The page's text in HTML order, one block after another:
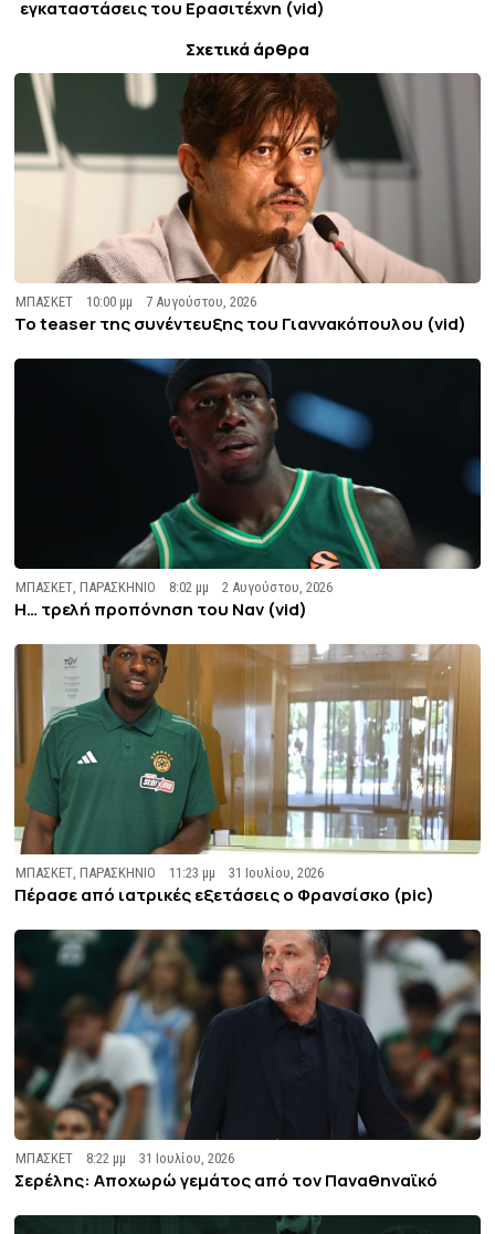
εγκαταστάσεις του Ερασιτέχνη (vid)
Σχετικά άρθρα
ΜΠΑΣΚΕΤ 10:00 μμ 7 Αυγούστου, 2026
To teaser της συνέντευξης του Γιαννακόπουλου (vid)
ΜΠΑΣΚΕΤ ,ΠΑΡΑΣΚΗΝΙΟ 8:02 μμ 2 Αυγούστου, 2026
Η… τρελή προπόνηση του Ναν (vid)
ΜΠΑΣΚΕΤ ,ΠΑΡΑΣΚΗΝΙΟ 11:23 μμ 31 Ιουλίου, 2026
Πέρασε από ιατρικές εξετάσεις ο Φρανσίσκο (pic)
ΜΠΑΣΚΕΤ 8:22 μμ 31 Ιουλίου, 2026
Σερέλης: Αποχωρώ γεμάτος από τον Παναθηναϊκό